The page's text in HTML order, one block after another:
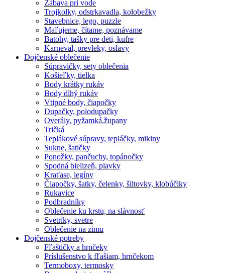
Zábava pri vode
Trojkolky, odstrkavadla, kolobežky
Stavebnice, lego, puzzle
Maľujeme, čítame, poznávame
Batohy, tašky pre deti, kufre
Karneval, prevleky, oslavy
Dojčenské oblečenie
Súpravičky, sety oblečenia
Košieľky, tielka
Body krátky rukáv
Body dlhý rukáv
Vtipné body, čiapočky
Dupačky, polodupačky
Overály, pyžamká,župany
Tričká
Teplákové súpravy, tepláčky, mikiny
Sukne, šatičky
Ponožky, pančuchy, topánočky
Spodná bielizeň, plavky
Kraťase, legíny
Čiapočky, šatky, čelenky, šiltovky, klobúčiky
Rukavice
Podbradníky
Oblečenie ku krstu, na slávnosť
Svetríky, svetre
Oblečenie na zimu
Dojčenské potreby
Fľaštičky a hrnčeky
Príslušenstvo k fľašiam, hrnčekom
Termoboxy, termosky